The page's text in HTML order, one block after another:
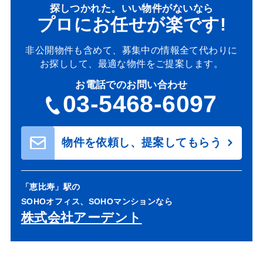
探しつかれた。いい物件がないなら
プロにお任せが楽です!
非公開物件も含めて、募集中の情報全て代わりに
お探しして、最適な物件をご提案します。
お電話でのお問い合わせ
03-5468-6097
物件を依頼し、提案してもらう
「恵比寿」駅の
SOHOオフィス、SOHOマンションなら
株式会社アーデント